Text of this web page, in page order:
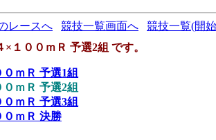
レースへ 競技一覧画面へ
競技一覧(開
１００ｍＲ 予選2組 です。
ｍＲ 予選1組
ｍＲ 予選2組
ｍＲ 予選3組
０ｍＲ 決勝